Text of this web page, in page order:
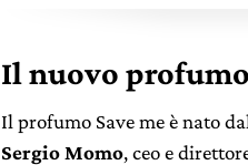
Il nuovo profumo
Il profumo Save me è nato
Sergio Momo, ceo e